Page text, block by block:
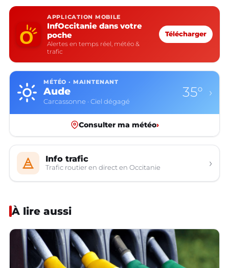
APPLICATION MOBILE
InfOccitanie dans votre
poche
Alertes en temps réel, météo &
trafic
Télécharger
MÉTÉO · MAINTENANT
Aude
Carcassonne · Ciel dégagé
35° ›
Consulter ma météo›
Info trafic
Trafic routier en direct en Occitanie ›
À lire aussi